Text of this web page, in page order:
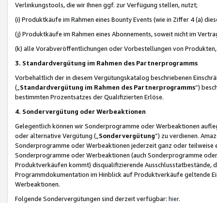
Verlinkungstools, die wir Ihnen ggf. zur Verfügung stellen, nutzt;
(i) Produktkäufe im Rahmen eines Bounty Events (wie in Ziffer 4 (a)
(j) Produktkäufe im Rahmen eines Abonnements, soweit nicht im
(k) alle Vorabveröffentlichungen oder Vorbestellungen von
3. Standardvergütung im Rahmen des Partnerprogramms
Vorbehaltlich der in diesem Vergütungskatalog beschriebenen
(„ Standardvergütung im Rahmen des Partnerprogramms“)
bestimmten Prozentsatzes der Qualifizierten Erlöse.
4. Sondervergütung oder Werbeaktionen
Gelegentlich können wir Sonderprogramme oder Werbeaktionen
oder alternative Vergütung („ Sondervergütung”) zu verdienen.
Sonderprogramme oder Werbeaktionen jederzeit ganz oder
Sonderprogramme oder Werbeaktionen (auch Sonderprogramme
Produktverkäufen kommt) disqualifizierende Ausschlusstatbestände,
Programmdokumentation im Hinblick auf Produktverkäufe geltende
Werbeaktionen.
Folgende Sondervergütungen sind derzeit verfügbar: hier.